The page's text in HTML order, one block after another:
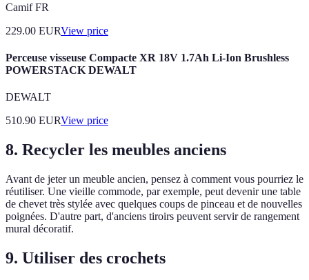
Camif FR
229.00 EURView price
Perceuse visseuse Compacte XR 18V 1.7Ah Li-Ion Brushless
POWERSTACK DEWALT
DEWALT
510.90 EURView price
8. Recycler les meubles anciens
Avant de jeter un meuble ancien, pensez à comment vous pourriez le
réutiliser. Une vieille commode, par exemple, peut devenir une table
de chevet très stylée avec quelques coups de pinceau et de nouvelles
poignées. D'autre part, d'anciens tiroirs peuvent servir de rangement
mural décoratif.
9. Utiliser des crochets